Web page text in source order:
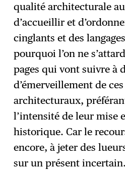
qualité architecturale
d’accueillir et
cinglants et des
pourquoi l’on ne
pages qui vont suivre à
d’émerveillement de
architecturaux,
l’intensité de leur mise
historique. Car le
encore, à jeter des
sur un présent